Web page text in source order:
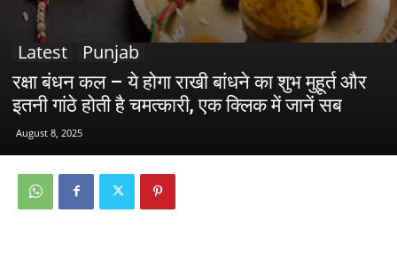
Latest Punjab
रक्षा बंधन कल – ये होगा राखी बांधने का शुभ मुहूर्त और
इतनी गांठे होती है चमत्कारी, एक क्लिक में जानें सब
August 8, 2025